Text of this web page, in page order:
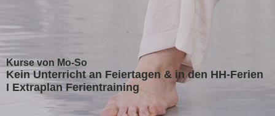
Kurse von Mo-So
Kein Unterricht an Feiertagen & in den HH-Ferien
I Extraplan Ferientraining